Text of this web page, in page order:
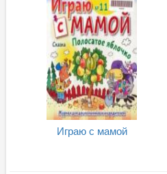
Играю с мамой